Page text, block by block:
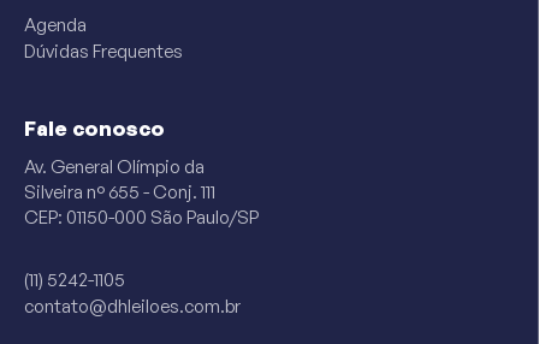
Agenda
Dúvidas Frequentes
Fale conosco
Av. General Olímpio da
Silveira n° 655 - Conj. 111
CEP: 01150-000 São Paulo/SP
(11) 5242-1105
contato@dhleiloes.com.br